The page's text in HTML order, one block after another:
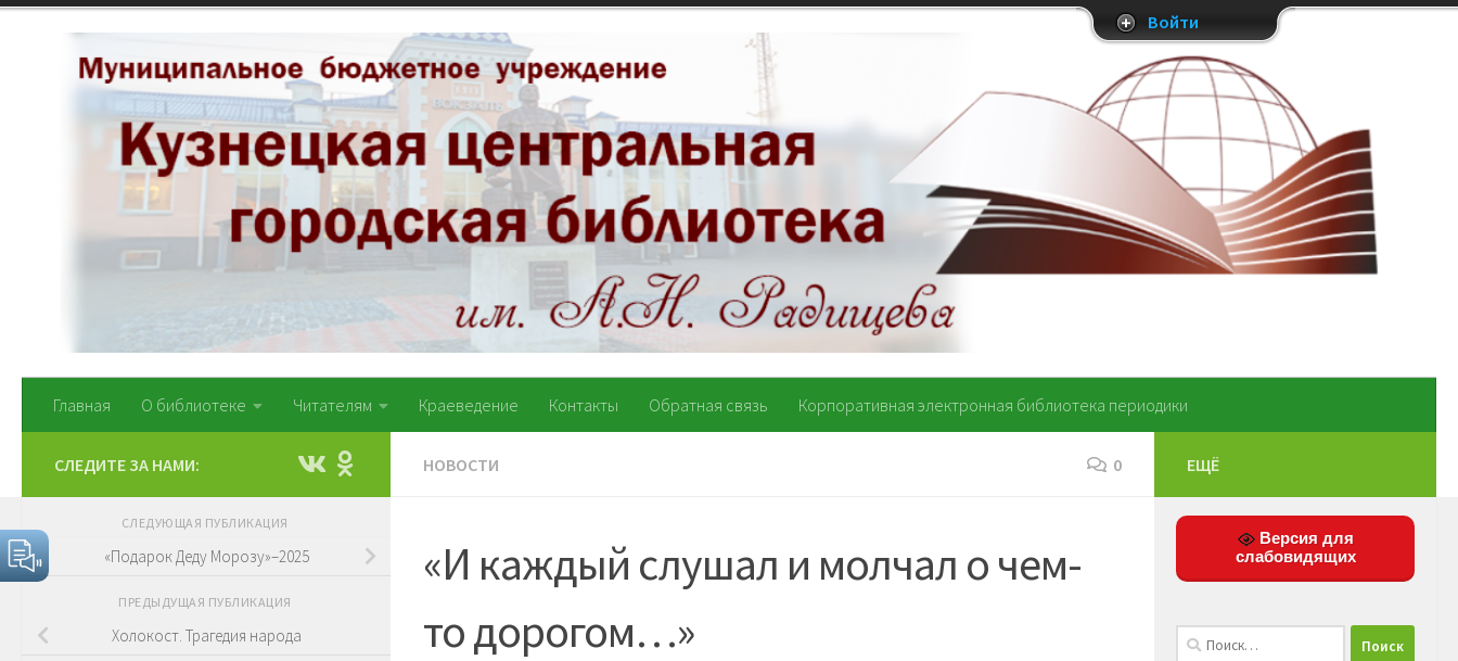
Перейти к содержимому
Главная О библиотеке Читателям Краеведение Контакты Обратная связь Корпоративная электронная библиотека периодики
НОВОСТИ 0
«И каждый слушал и молчал о чем-
то дорогом…»
СЛЕДИТЕ ЗА НАМИ:
СЛЕДУЮЩАЯ ПУБЛИКАЦИЯ
«Подарок Деду Морозу»–2025
ПРЕДЫДУЩАЯ ПУБЛИКАЦИЯ
Холокост. Трагедия народа
ЕЩЁ
Версия для
слабовидящих
Найти:
Войти